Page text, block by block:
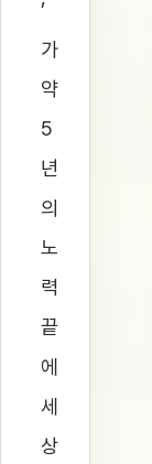
’
가
약
5
년
의
노
력
끝
에
세
상